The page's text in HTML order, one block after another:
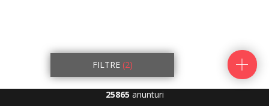
FILTRE (2)
25865 anunturi